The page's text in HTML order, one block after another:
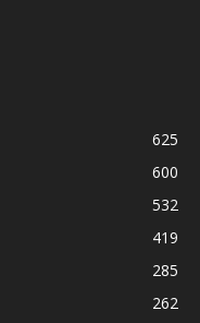
625
600
532
419
285
262